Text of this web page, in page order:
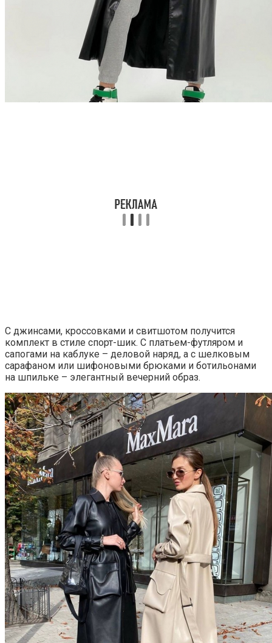
С джинсами, кроссовками и свитшотом получится
комплект в стиле спорт-шик. С платьем-футляром и
сапогами на каблуке – деловой наряд, а с шелковым
сарафаном или шифоновыми брюками и ботильонами
на шпильке – элегантный вечерний образ.